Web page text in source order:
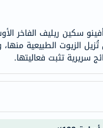
الزيوت الطبيعية
سريرية تثبت فعاليتها.